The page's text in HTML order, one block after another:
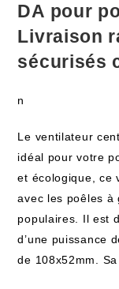
DA pour
Livraison
sécurisés
n
Le ventilateur
idéal pour votre
et écologique, ce
avec les poêles à
populaires. Il est
d’une puissance
de 108x52mm.